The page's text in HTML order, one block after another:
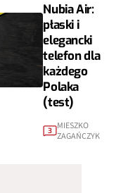
Nubia Air:
płaski i
elegancki
telefon dla
każdego
Polaka
(test)
3
MIESZKO
ZAGAŃCZYK